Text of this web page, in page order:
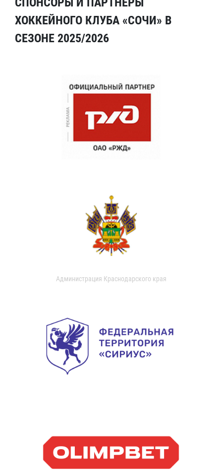
ХОККЕЙНОГО КЛУБА «СОЧИ» В
СЕЗОНЕ 2025/2026
Администрация Краснодарского края